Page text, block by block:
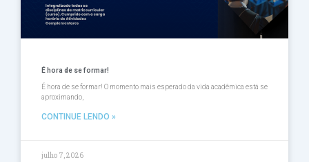
É hora de se formar!
É hora de se formar! O momento mais esperado da vida acadêmica está se
aproximando,
CONTINUE LENDO »
julho 7, 2026